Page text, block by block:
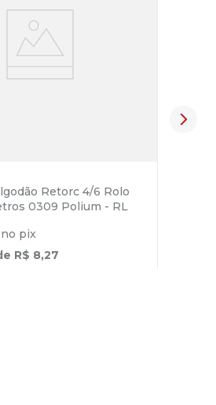
Retorc 4/6 Rolo
0309 Polium - RL
no pix
R$ 8,27